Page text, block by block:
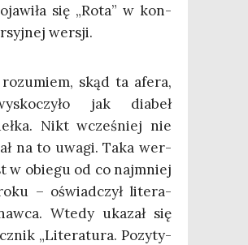
się „Rota” w kon­
wersji.
skąd ta afe­ra,
jak dia­beł
Nikt wcze­śniej nie
na to uwa­gi. Taka wer­
w obie­gu od co naj­mniej
– oświad­czył lite­ra­
Wte­dy uka­zał się
„Lite­ra­tu­ra. Pozy­ty­